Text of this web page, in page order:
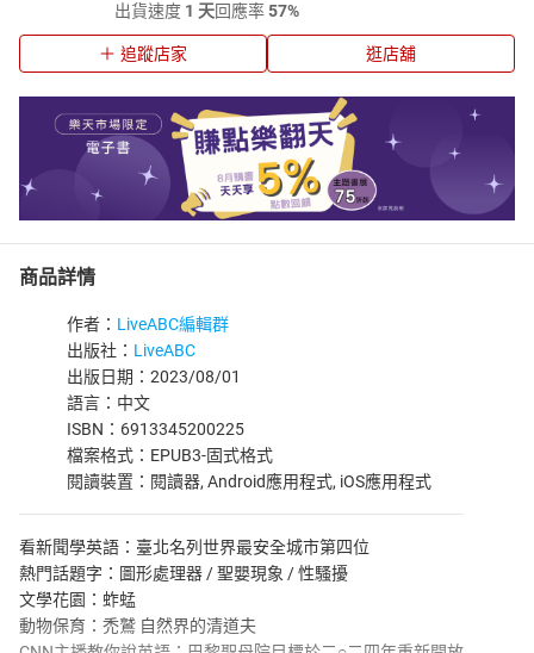
出貨速度 1 天回應率57%
追蹤店家 逛店舖
商品詳情
作者： LiveABC編輯群
出版社： LiveABC
出版日期：2023/08/01
語言：中文
ISBN：6913345200225
檔案格式：EPUB3-固式格式
閱讀裝置：閱讀器, Android應用程式, iOS應用程式
看新聞學英語：臺北名列世界最安全城市第四位
熱門話題字：圖形處理器 / 聖嬰現象 / 性騷擾
文學花園：蚱蜢
動物保育：禿鷲 自然界的清道夫